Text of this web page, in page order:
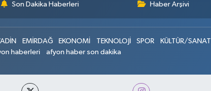
Son Dakika Haberleri Haber Arşivi
EMİRDAĞ EKONOMİ TEKNOLOJİ SPOR
KÜLTÜR/SANAT
haberleri afyon haber son dakika